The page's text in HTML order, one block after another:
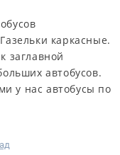
каркасные.
заглавной
автобусов.
у нас автобусы по